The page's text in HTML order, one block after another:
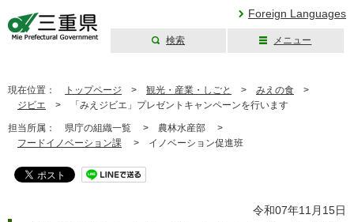
Foreign Languages
検索 メニュー
現在位置： トップページ > 観光・産業・しごと > みえの食 >
ジビエ > 「みえジビエ」プレゼントキャンペーンを行います
担当所属： 県庁の組織一覧 > 農林水産部 >
フードイノベーション課 > イノベーション促進班
令和07年11月15日